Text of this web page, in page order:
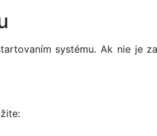
systému. Ak nie je